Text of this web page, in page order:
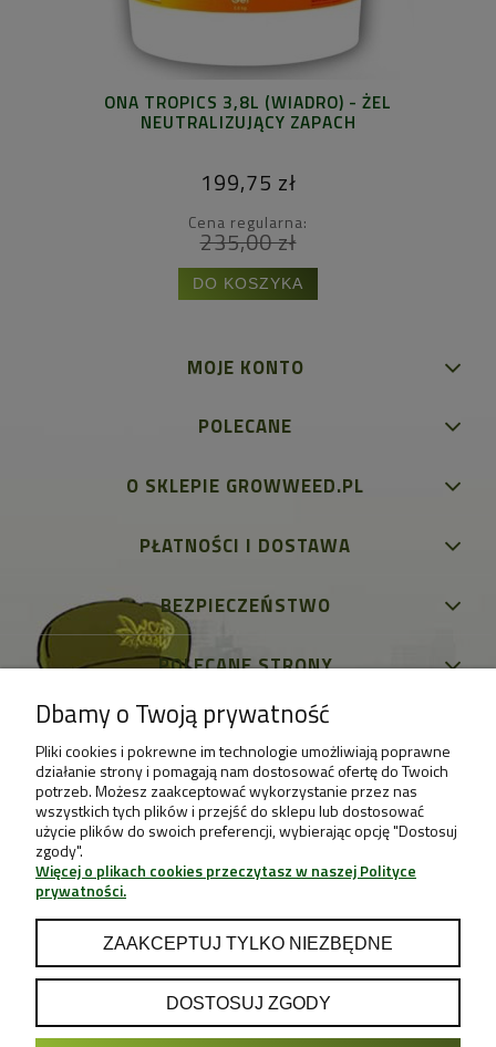
ONA TROPICS 3,8L (WIADRO) - ŻEL
NEUTRALIZUJĄCY ZAPACH
199,75 zł
Cena regularna:
235,00 zł
DO KOSZYKA
MOJE KONTO
POLECANE
O SKLEPIE GROWWEED.PL
PŁATNOŚCI I DOSTAWA
BEZPIECZEŃSTWO
POLECANE STRONY
Dbamy o Twoją prywatność
Pliki cookies i pokrewne im technologie umożliwiają poprawne
działanie strony i pomagają nam dostosować ofertę do Twoich
potrzeb. Możesz zaakceptować wykorzystanie przez nas
wszystkich tych plików i przejść do sklepu lub dostosować
użycie plików do swoich preferencji, wybierając opcję "Dostosuj
zgody".
Więcej o plikach cookies przeczytasz w naszej Polityce
prywatności.
ZAAKCEPTUJ TYLKO NIEZBĘDNE
DOSTOSUJ ZGODY